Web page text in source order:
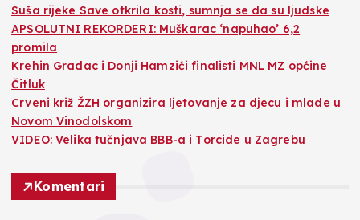
Suša rijeke Save otkrila kosti, sumnja se da su ljudske
APSOLUTNI REKORDERI: Muškarac ‘napuhao’ 6,2
promila
Krehin Gradac i Donji Hamzići finalisti MNL MZ općine
Čitluk
Crveni križ ŽZH organizira ljetovanje za djecu i mlade u
Novom Vinodolskom
VIDEO: Velika tučnjava BBB-a i Torcide u Zagrebu
Komentari